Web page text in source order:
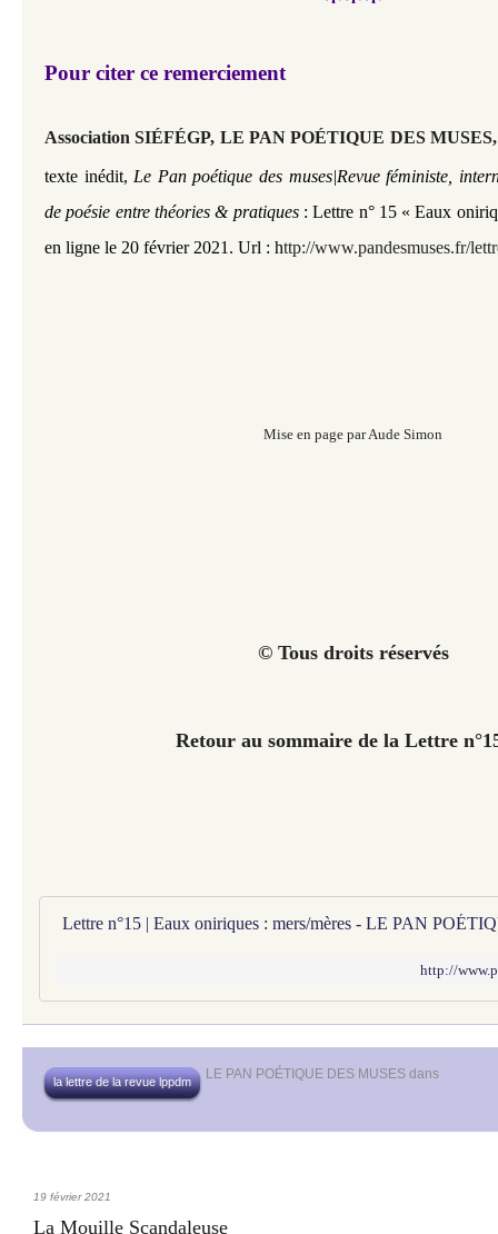
Pour citer ce remerciement
Association SIÉFÉGP, LE PAN POÉTIQUE DES
texte inédit, Le Pan poétique des muses|Revue féministe,
de poésie entre théories & pratiques: Lettre n° 15 « Eaux
en ligne le 20 février 2021. Url : http://www.pandesmuses.fr/
Mise en page par Aude Simon
© Tous droits réservés
Retour au sommaire de la Lettre
Lettre n°15 | Eaux oniriques : mers/mères - LE PAN
http://
LE PAN POÉTIQUE DES MUSES dans
la lettre de la revue lppdm
19 février 2021
La Mouille Scandaleuse